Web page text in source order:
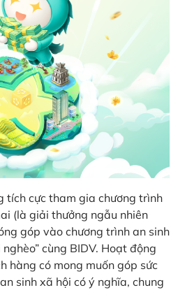
tích cực tham gia chương trình
(là giải thưởng ngẫu nhiên
góp vào chương trình an sinh
cùng BIDV. Hoạt động
hàng có mong muốn góp sức
sinh xã hội có ý nghĩa, chung